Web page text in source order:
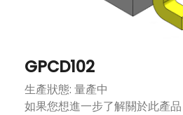
GPCD102
生產狀態: 量產中
如果您想進一步了解關於此產品